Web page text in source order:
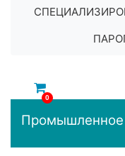
0
Промышленное